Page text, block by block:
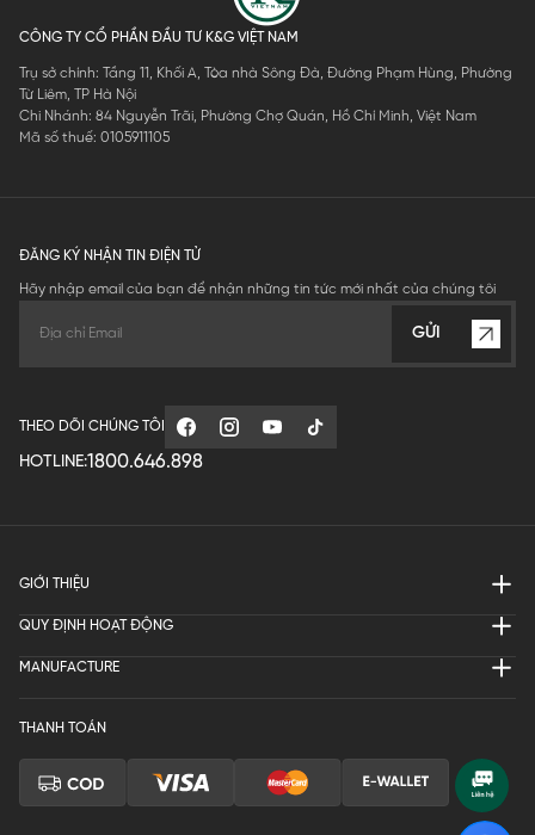
CÔNG TY CỔ PHẦN ĐẦU TƯ K&G VIỆT NAM
Trụ sở chính: Tầng 11, Khối A, Tòa nhà Sông Đà, Đường Phạm Hùng, Phường
Từ Liêm, TP Hà Nội
Chi Nhánh: 84 Nguyễn Trãi, Phường Chợ Quán, Hồ Chí Minh, Việt Nam
Mã số thuế: 0105911105
ĐĂNG KÝ NHẬN TIN ĐIỆN TỬ
Hãy nhập email của bạn để nhận những tin tức mới nhất của chúng tôi
GỬI
THEO DÕI CHÚNG TÔI
HOTLINE:1800.646.898
GIỚI THIỆU
QUY ĐỊNH HOẠT ĐỘNG
MANUFACTURE
THANH TOÁN